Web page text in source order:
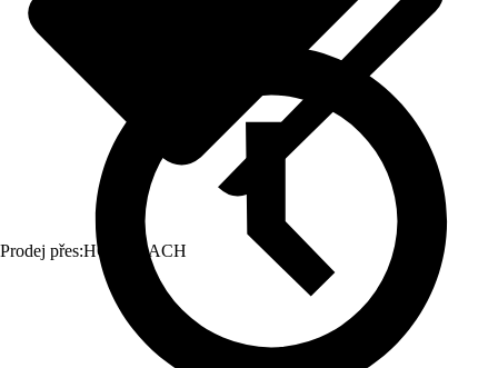
Prodej přes:HORNBACH